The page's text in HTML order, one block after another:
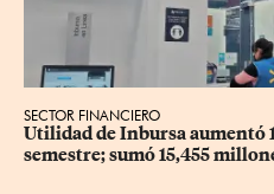
SECTOR FINANCIERO
Utilidad de Inbursa aumentó
semestre; sumó 15,455